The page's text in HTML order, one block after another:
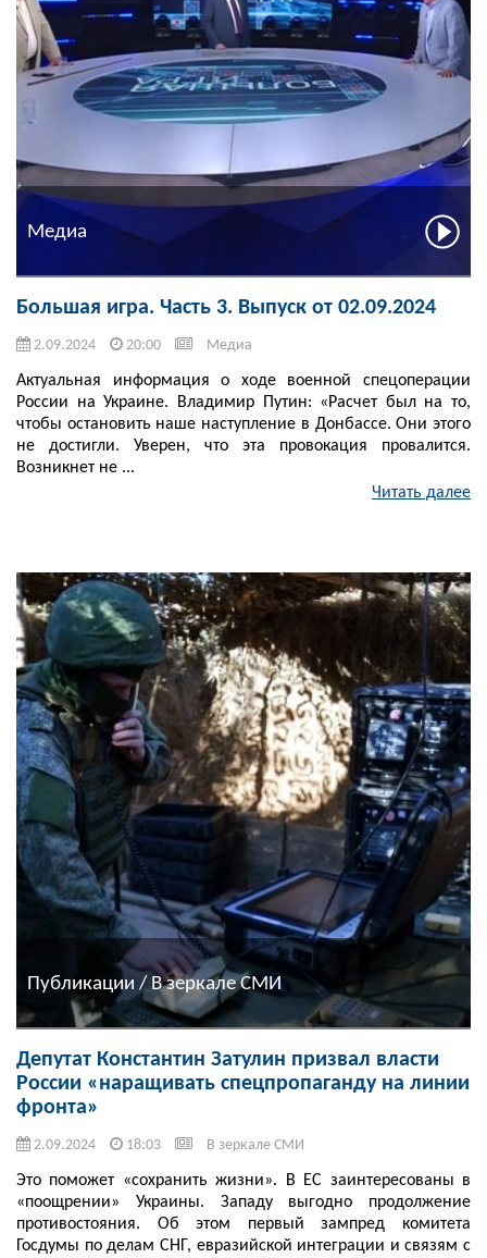
Медиа
Большая игра. Часть 3. Выпуск от 02.09.2024
2.09.2024 20:00 Медиа
Актуальная информация о ходе военной спецоперации
России на Украине. Владимир Путин: «Расчет был на то,
чтобы остановить наше наступление в Донбассе. Они этого
не достигли. Уверен, что эта провокация провалится.
Возникнет не ...
Читать далее
Публикации / В зеркале СМИ
Депутат Константин Затулин призвал власти
России «наращивать спецпропаганду на линии
фронта»
2.09.2024 18:03 В зеркале СМИ
Это поможет «сохранить жизни». В ЕС заинтересованы в
«поощрении» Украины. Западу выгодно продолжение
противостояния. Об этом первый зампред комитета
Госдумы по делам СНГ, евразийской интеграции и связям с